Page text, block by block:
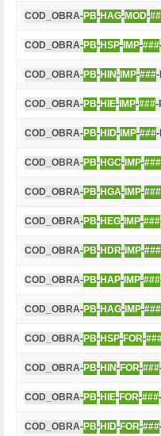
COD_OBRA-PB-HAG-MOD-
COD_OBRA-PB-HSP- IMP-###
COD_OBRA-PB-HIN- IMP-###
COD_OBRA-PB-HIE- IMP-###-
COD_OBRA-PB-HID- IMP-###
COD_OBRA-PB-HGC- IMP-###
COD_OBRA-PB-HGA- IMP-###
COD_OBRA-PB-HEG- IMP-###
COD_OBRA-PB-HDR- IMP-###
COD_OBRA-PB-HAP- IMP-###
COD_OBRA-PB-HAG- IMP-###
COD_OBRA-PB-HSP-FOR-
COD_OBRA-PB-HIN-FOR-###
COD_OBRA-PB-HIE-FOR-###
COD_OBRA-PB-HID-FOR-###